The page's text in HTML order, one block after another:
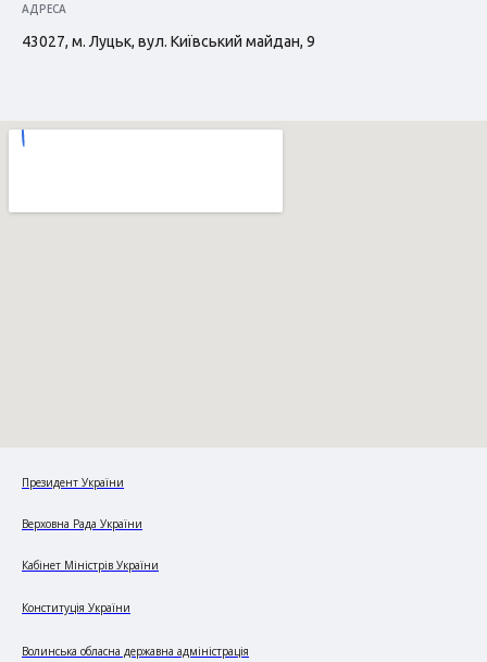
АДРЕСА
43027, м. Луцьк, вул. Київський майдан, 9
Президент України
Верховна Рада України
Кабінет Міністрів України
Конституція України
Волинська обласна державна адміністрація